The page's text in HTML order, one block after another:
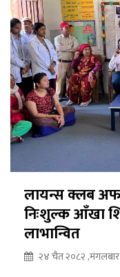
लायन्स क्लब
निःशुल्क आँखा
लाभान्वित
२४ चैत २०८२ ,मंगलबार